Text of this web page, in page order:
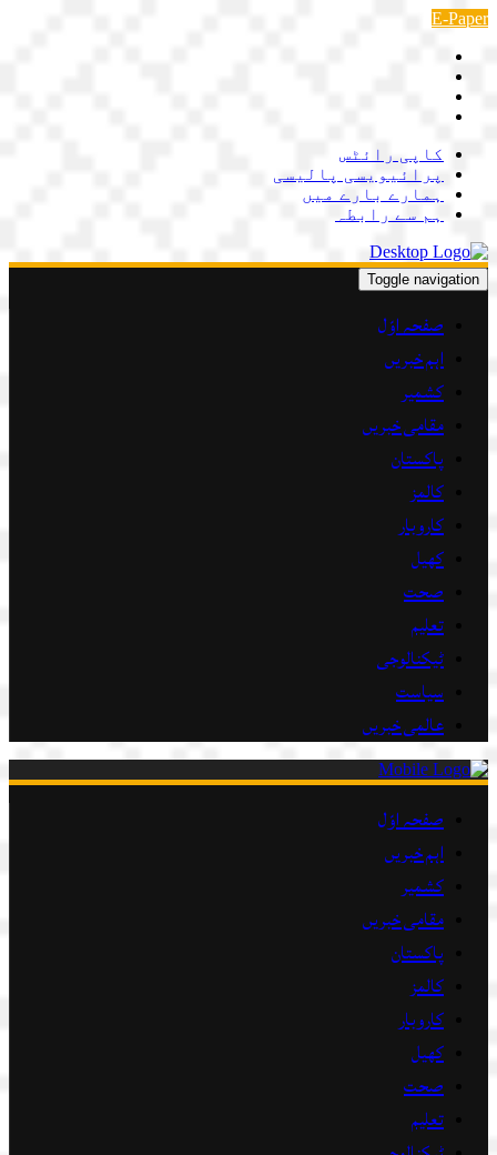
Skip
content
E-Paper
کاپی رائٹس
پرائیویسی پالیسی
ہمارے بارے میں
ہم سے رابطہ
Toggle navigation
صفحہ اوّل
اہم خبریں
کشمیر
مقامی خبریں
پاکستان
کالمز
کاروبار
کھیل
صحت
تعلیم
ٹیکنالوجی
سیاست
عالمی خبریں
صفحہ اوّل
اہم خبریں
کشمیر
مقامی خبریں
پاکستان
کالمز
کاروبار
کھیل
صحت
تعلیم